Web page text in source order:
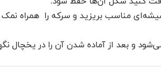
مناسب بریزید و سرکه را ​ همراه
و بعد از آماده شدن آن را در یخچال